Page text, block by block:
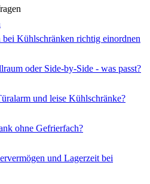
Kühlschränken richtig einordnen
oder Side-by-Side - was passt?
und leise Kühlschränke?
ohne Gefrierfach?
und Lagerzeit bei